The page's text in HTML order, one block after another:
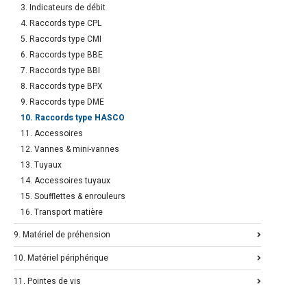
3. Indicateurs de débit
4. Raccords type CPL
5. Raccords type CMI
6. Raccords type BBE
7. Raccords type BBI
8. Raccords type BPX
9. Raccords type DME
10. Raccords type HASCO
11. Accessoires
12. Vannes & mini-vannes
13. Tuyaux
14. Accessoires tuyaux
15. Soufflettes & enrouleurs
16. Transport matière
9. Matériel de préhension
10. Matériel périphérique
11. Pointes de vis